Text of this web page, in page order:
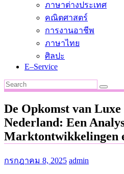
ภาษาต่างประเทศ
คณิตศาสตร์
การงานอาชีพ
ภาษาไทย
ศิลปะ
E–Service
De Opkomst van
Nederland: Een
Marktontwikkelingen
กรกฎาคม 8, 2025 admin